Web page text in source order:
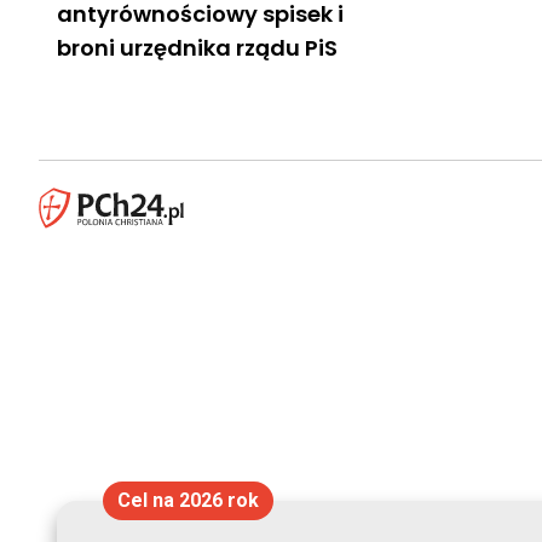
antyrównościowy spisek i
broni urzędnika rządu PiS
Cel na 2026 rok